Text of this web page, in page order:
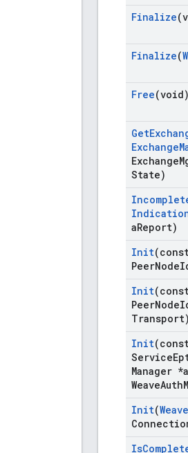
Finalize
Finalize(
Free(void)
Get
Exchange
Exchange
State)
aReport)
Init
PeerNode
Init
PeerNode
Transport)
Init
Service
Manager *a
WeaveAuth
Init(Weave
Is